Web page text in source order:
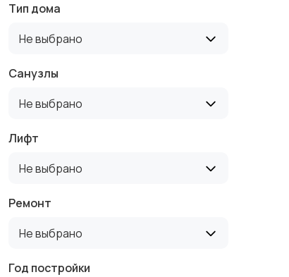
Тип дома
Не выбрано
Санузлы
Не выбрано
Лифт
Не выбрано
Ремонт
Не выбрано
Год постройки